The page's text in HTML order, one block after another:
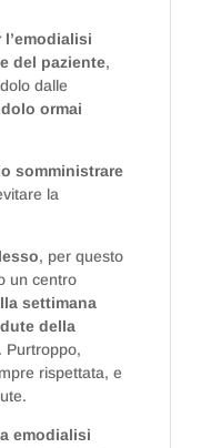
del paziente,
dalle
ormai
somministrare
la
, per questo
un centro
settimana
della
Purtroppo,
rispettata, e
emodialisi